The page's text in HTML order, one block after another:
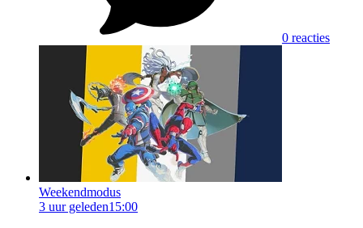
0 reacties
Weekendmodus
3 uur geleden15:00